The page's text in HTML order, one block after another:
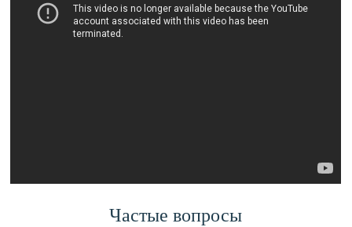
Частые вопросы